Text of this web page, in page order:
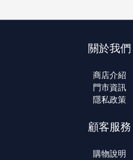
關於我們
商店介紹
門市資訊
隱私政策
顧客服務
購物說明